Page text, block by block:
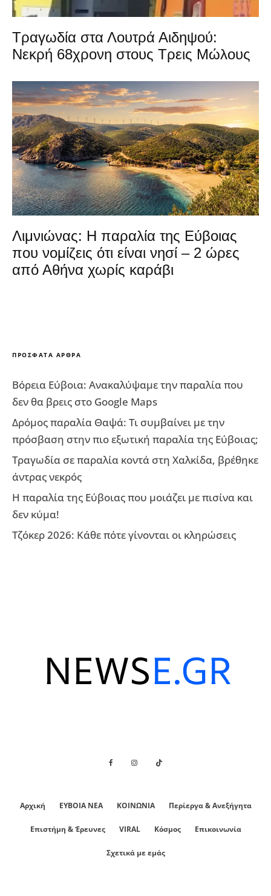
Τραγωδία στα Λουτρά Αιδηψού:
Νεκρή 68χρονη στους Τρεις Μώλους
Λιμνιώνας: Η παραλία της Εύβοιας
που νομίζεις ότι είναι νησί – 2 ώρες
από Αθήνα χωρίς καράβι
ΠΡΌΣΦΑΤΑ ΆΡΘΡΑ
Βόρεια Εύβοια: Ανακαλύψαμε την παραλία που
δεν θα βρεις στο Google Maps
Δρόμος παραλία Θαψά: Τι συμβαίνει με την
πρόσβαση στην πιο εξωτική παραλία της Εύβοιας;
Τραγωδία σε παραλία κοντά στη Χαλκίδα, βρέθηκε
άντρας νεκρός
Η παραλία της Εύβοιας που μοιάζει με πισίνα και
δεν κύμα!
Τζόκερ 2026: Κάθε πότε γίνονται οι κληρώσεις
Αρχική ΕΥΒΟΙΑ ΝΕΑ ΚΟΙΝΩΝΙΑ Περίεργα & Ανεξήγητα
Επιστήμη & Έρευνες VIRAL Κόσμος Επικοινωνία
Σχετικά με εμάς